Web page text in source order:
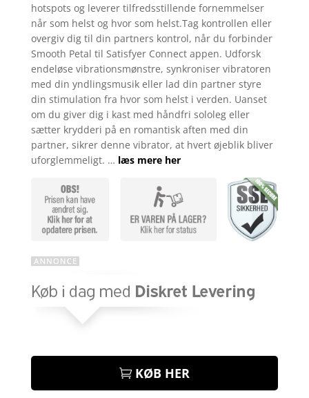
hotspots og leverer tilfredsstillende fornemmelser
når som helst og hvor som helst.Tag kontrollen eller
overgiv dig til din partners kontrol, når du forbinder
Smooth Petal til Satisfyer Connect appen. Udforsk
endeløse vibrationsmønstre, synkroniser vibratoren
med din yndlingsmusik eller lad din partner styre
din stimulation fra hvor som helst i verden. Uanset
om du giver dig i kast med håndfri sololeg eller
sætter krydderi på en romantisk aften med din
partner, sikrer denne vibrator, at hvert øjeblik bliver
uforglemmeligt. … læs mere her
KØB HER